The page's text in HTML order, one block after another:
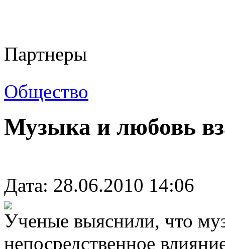
Партнеры
Общество
Музыка и любовь
Дата: 28.06.2010 14:06
Ученые выяснили, что
непосредственное